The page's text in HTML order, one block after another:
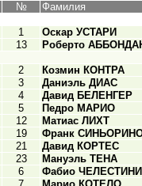
№ Фамилия
1
Оскар УСТАРИ
13 Роберто
2
Козмин КОНТРА
3
Даниэль ДИАС
4
Давид БЕЛЕНГЕР
5
Педро МАРИО
12
Матиас ЛИХТ
19
Франк
21
Давид КОРТЕС
23
Мануэль ТЕНА
6
Фабио ЧЕЛЕСТИНИ